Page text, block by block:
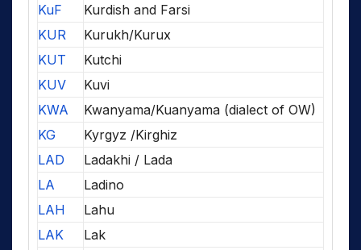
KuF
Kurdish and Farsi
KUR
Kurukh/Kurux
KUT
Kutchi
KUV
Kuvi
KWA
Kwanyama/Kuanyama (dialect of OW)
KG
Kyrgyz /Kirghiz
LAD
Ladakhi / Lada
LA
Ladino
LAH
Lahu
LAK
Lak